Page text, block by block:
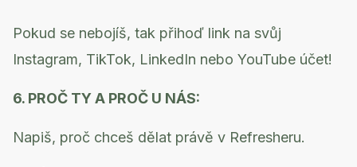
Pokud se nebojíš, tak přihoď link na svůj
Instagram, TikTok, LinkedIn nebo YouTube účet!
6. PROČ TY A PROČ U NÁS:
Napiš, proč chceš dělat právě v Refresheru.